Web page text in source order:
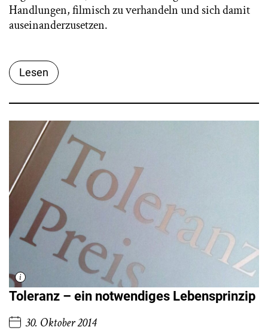
Handlungen, filmisch zu verhandeln und sich damit
auseinanderzusetzen.
Lesen
Toleranz – ein notwendiges Lebensprinzip
30. Oktober 2014